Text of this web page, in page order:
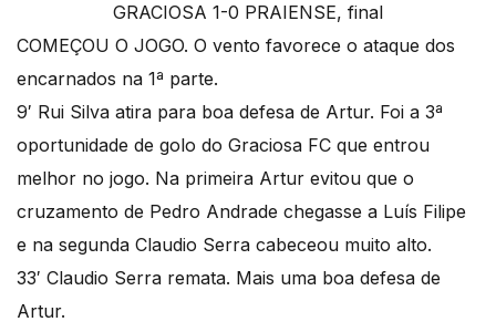
GRACIOSA 1-0 PRAIENSE, final
COMEÇOU O JOGO. O vento favorece o ataque dos
encarnados na 1ª parte.
9′ Rui Silva atira para boa defesa de Artur. Foi a 3ª
oportunidade de golo do Graciosa FC que entrou
melhor no jogo. Na primeira Artur evitou que o
cruzamento de Pedro Andrade chegasse a Luís Filipe
e na segunda Claudio Serra cabeceou muito alto.
33′ Claudio Serra remata. Mais uma boa defesa de
Artur.